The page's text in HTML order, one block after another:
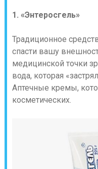
1. «Энтеросгель»
Традиционное
спасти вашу
медицинской точки
вода, которая
Аптечные кремы,
косметических.